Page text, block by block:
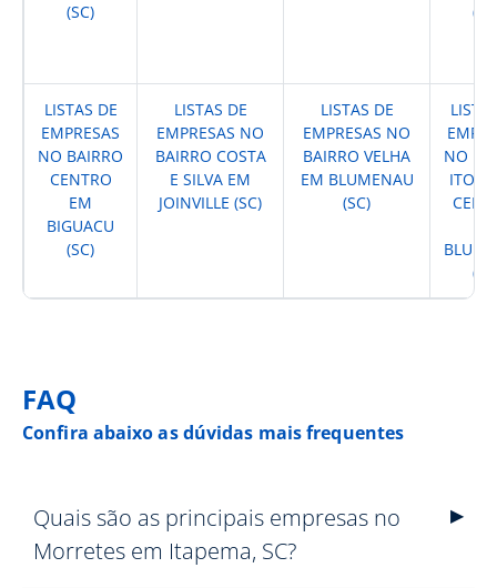
(SC)
LISTAS DE
EMPRESAS
NO BAIRRO
CENTRO
EM
BIGUACU
(SC)
LISTAS DE
EMPRESAS NO
BAIRRO COSTA
E SILVA EM
JOINVILLE (SC)
LISTAS DE
EMPRESAS NO
BAIRRO VELHA
EM BLUMENAU
(SC)
NO
FAQ
Confira abaixo as dúvidas mais frequentes
Quais são as principais empresas no
Morretes em Itapema, SC?